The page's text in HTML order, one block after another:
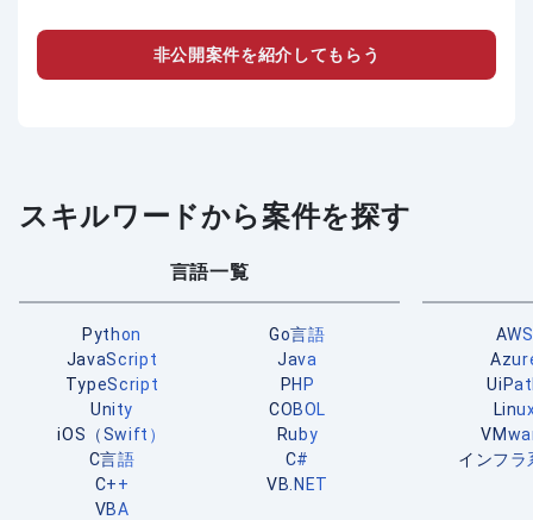
非公開案件を紹介してもらう
スキルワードから案件を探す
言語一覧
Python
Go言語
JavaScript
Java
TypeScript
PHP
Unity
COBOL
iOS（Swift）
Ruby
C言語
C#
C++
VB.NET
VBA
AWS
インフラ